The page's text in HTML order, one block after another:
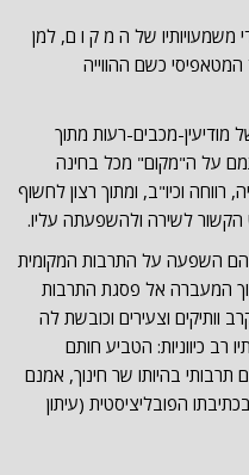
משמעויותיו של ה מ ק ו ם, למן
המטאפיסי כשם ההווייה
מודיעין-מכבים-רעות מתוך
על ה"מקום" מכל בחינה
רווחה וכיו"ב, ומתוך רצון לחשוף
לשירה ולהשפעתה עליו.
השפעה על התרבות המקומית
המעברה אל פסגת התרבות
וותיקים וצעירים וכובשת לה
רב כיווניות: הטביע חותם
תרבותי בהיותו שר חינוך, אמנם
הפובליציסטית (עיתון